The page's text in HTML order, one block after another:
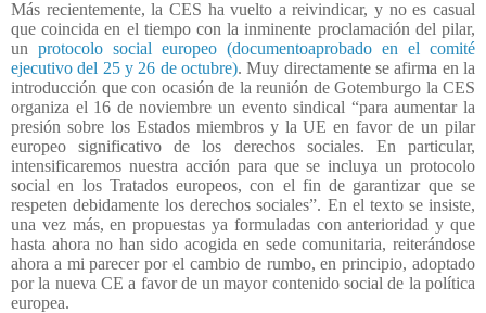
Más recientemente, la CES ha vuelto a reivindicar, y no es casual
que coincida en el tiempo con la inminente proclamación del pilar,
un protocolo social europeo (documentoaprobado en el comité
ejecutivo del 25 y 26 de octubre). Muy directamente se afirma en la
introducción que con ocasión de la reunión de Gotemburgo la CES
organiza el 16 de noviembre un evento sindical “para aumentar la
presión sobre los Estados miembros y la UE en favor de un pilar
europeo significativo de los derechos sociales. En particular,
intensificaremos nuestra acción para que se incluya un protocolo
social en los Tratados europeos, con el fin de garantizar que se
respeten debidamente los derechos sociales”. En el texto se insiste,
una vez más, en propuestas ya formuladas con anterioridad y que
hasta ahora no han sido acogida en sede comunitaria, reiterándose
ahora a mi parecer por el cambio de rumbo, en principio, adoptado
por la nueva CE a favor de un mayor contenido social de la política
europea.